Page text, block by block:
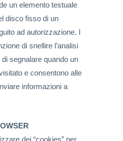
un elemento testuale
disco fisso di un
ad autorizzazione. I
di snellire l’analisi
segnalare quando un
e consentono alle
informazioni a
dei “cookies” per